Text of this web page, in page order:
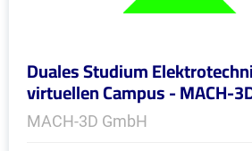
Duales Studium
virtuellen Campus - MACH-
MACH-3D GmbH